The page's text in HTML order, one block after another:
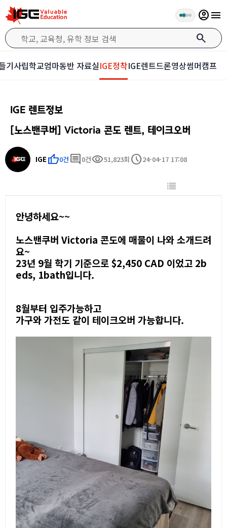
search
account_circlemenu
기사립학교엄마동반 자료실IGE정착IGE렌트드론영상썸머캠프
IGE 렌트정보
[노스밴쿠버] Victoria 콘도 렌트, 테이크오버
IGE thumb_up0건 comment 0건visibility51,823회 schedule24-04-17 17:08
안녕하세요~~
노스밴쿠버 Victoria 콘도에 매물이 나와 소개드려
요~
23년 9월 학기 기준으로 $2,450 CAD 이었고 2b
eds, 1bath입니다.
8월부터 입주가능하고
가구와 가전도 같이 테이크오버 가능합니다.